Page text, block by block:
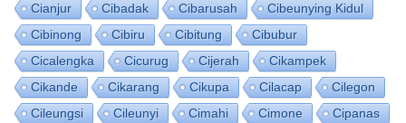
Cianjur
Cibadak Cibarusah
Cibeunying Kidul
Cibinong
Cibiru Cibitung
Cibubur
Cicalengka
Cicurug Cijerah
Cikampek
Cikande
Cikarang Cikupa Cilacap
Cilegon
Cileungsi
Cileunyi Cimahi Cimone
Cipanas